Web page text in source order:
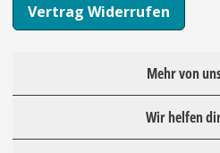
Vertrag Widerrufen
Mehr von
Wir helfen